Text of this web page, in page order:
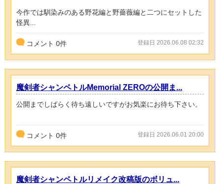
今作では馴染みのある野花編と野薔薇編と二つにセットした
怪異...
コメント 0件 登録日 2026.06.08 02:32
魔剣者シャンペトルMemorial ZEROの公開ま...
公開までしばらく待ち遠しいですがお気楽にお待ち下さい。
コメント 0件 登録日 2026.06.01 20:00
魔剣者シャンペトルリメイク改稿版のボリュ...